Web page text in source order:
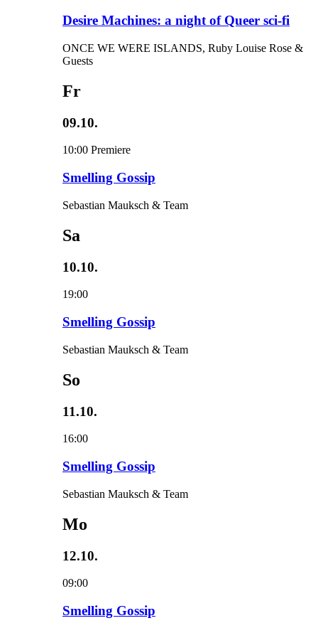
Desire Machines: a night of Queer sci-fi
ONCE WE WERE ISLANDS, Ruby Louise Rose &
Guests
Fr
09.10.
10:00 Premiere
Smelling Gossip
Sebastian Mauksch & Team
Sa
10.10.
19:00
Smelling Gossip
Sebastian Mauksch & Team
So
11.10.
16:00
Smelling Gossip
Sebastian Mauksch & Team
Mo
12.10.
09:00
Smelling Gossip